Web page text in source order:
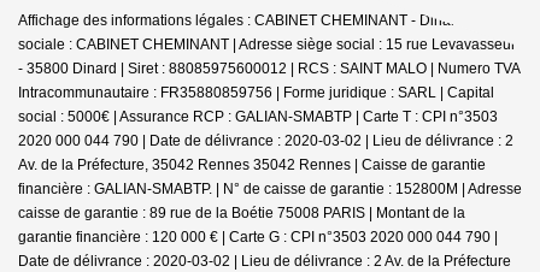
Affichage des informations légales : CABINET CHEMINANT - Dinard | Raison
sociale : CABINET CHEMINANT | Adresse siège social : 15 rue Levavasseur
- 35800 Dinard | Siret : 88085975600012 | RCS : SAINT MALO | Numero TVA
Intracommunautaire : FR35880859756 | Forme juridique : SARL | Capital
social : 5000€ | Assurance RCP : GALIAN-SMABTP | Carte T : CPI n°3503
2020 000 044 790 | Date de délivrance : 2020-03-02 | Lieu de délivrance : 2
Av. de la Préfecture, 35042 Rennes 35042 Rennes | Caisse de garantie
financière : GALIAN-SMABTP. | N° de caisse de garantie : 152800M | Adresse
caisse de garantie : 89 rue de la Boétie 75008 PARIS | Montant de la
garantie financière : 120 000 € | Carte G : CPI n°3503 2020 000 044 790 |
Date de délivrance : 2020-03-02 | Lieu de délivrance : 2 Av. de la Préfecture